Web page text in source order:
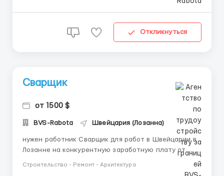
Откликнуться
Сварщик
от 1500 $
BVS-Rabota Швейцария (Лозанна)
нужен работник Сварщик для работ в Швейцарии в
Лозанне на конкурентную заработную плату от
Строительство - Ремонт - Архитектура